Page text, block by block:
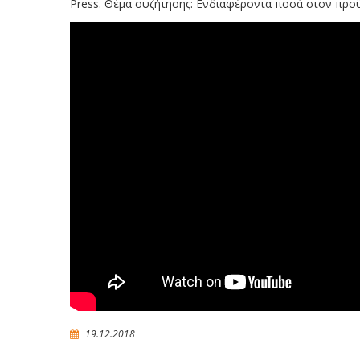
Press. Θέμα συζήτησης: Ενδιαφέροντα ποσά στον
19.12.2018